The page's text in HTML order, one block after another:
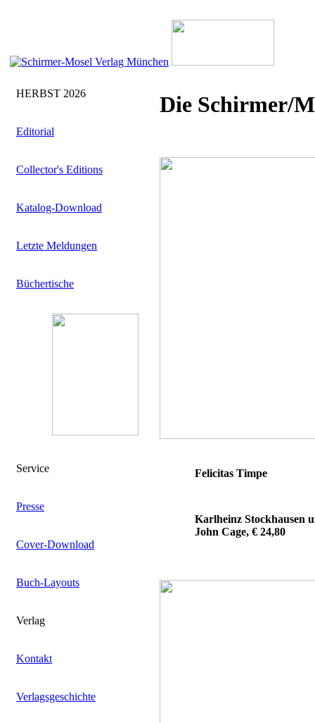
HERBST 2026
Editorial
Collector's Editions
Katalog-Download
Letzte Meldungen
Büchertische
Service
Presse
Cover-Download
Buch-Layouts
Verlag
Kontakt
Verlagsgeschichte
Die Schirmer/
Felicitas Timpe
Karlheinz Stockhausen
John Cage, € 24,80